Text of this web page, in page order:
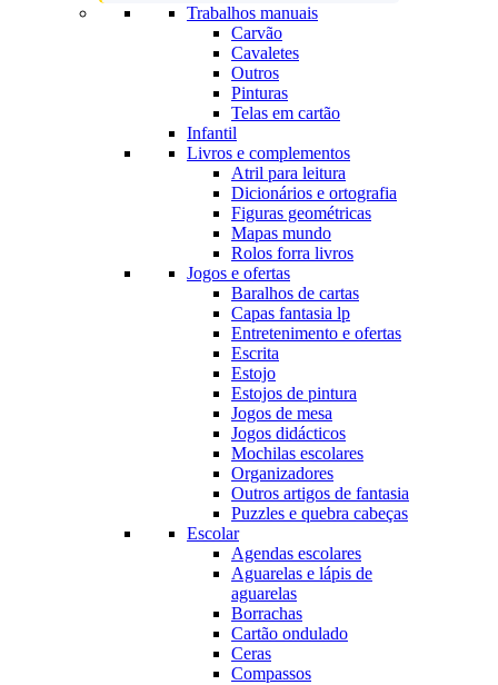
Trabalhos manuais
Carvão
Cavaletes
Outros
Pinturas
Telas em cartão
Infantil
Livros e complementos
Atril para leitura
Dicionários e ortografia
Figuras geométricas
Mapas mundo
Rolos forra livros
Jogos e ofertas
Baralhos de cartas
Capas fantasia lp
Entretenimento e ofertas
Escrita
Estojo
Estojos de pintura
Jogos de mesa
Jogos didácticos
Mochilas escolares
Organizadores
Outros artigos de fantasia
Puzzles e quebra cabeças
Escolar
Agendas escolares
Aguarelas e lápis de
aguarelas
Borrachas
Cartão ondulado
Ceras
Compassos